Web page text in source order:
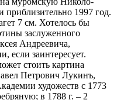
1997 год.
7 см. Хотелось бы
заслуженного
Андреевича,
если заинтересует.
стоить картина
Петрович Лукинъ,
художеств с 1773
в 1788 г. – 2